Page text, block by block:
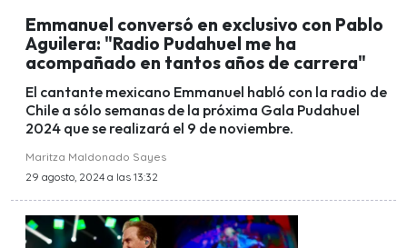
Emmanuel conversó en exclusivo con Pablo
Aguilera: "Radio Pudahuel me ha
acompañado en tantos años de carrera"
El cantante mexicano Emmanuel habló con la radio de
Chile a sólo semanas de la próxima Gala Pudahuel
2024 que se realizará el 9 de noviembre.
Maritza Maldonado Sayes
29 agosto, 2024 a las 13:32